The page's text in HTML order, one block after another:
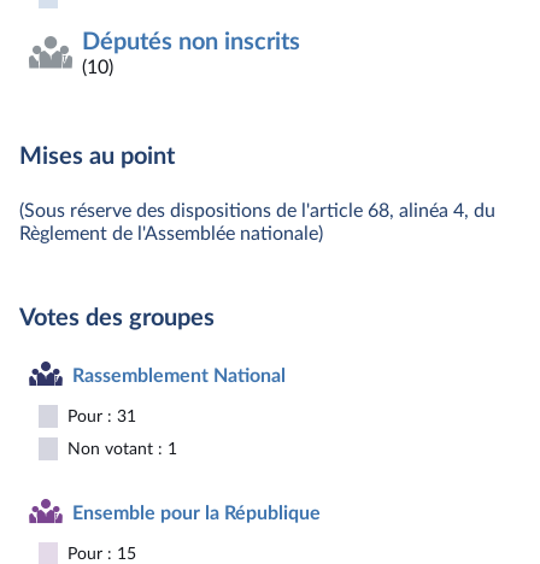
Députés non inscrits
(10)
Mises au point
(Sous réserve des dispositions de l'article 68, alinéa 4, du
Règlement de l'Assemblée nationale)
Votes des groupes
Rassemblement National
Pour : 31
Non votant : 1
Ensemble pour la République
Pour : 15